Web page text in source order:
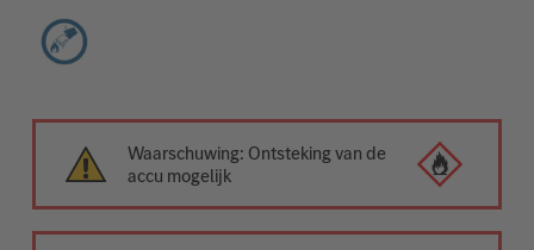
Waarschuwing: Ontsteking van de
accu mogelijk